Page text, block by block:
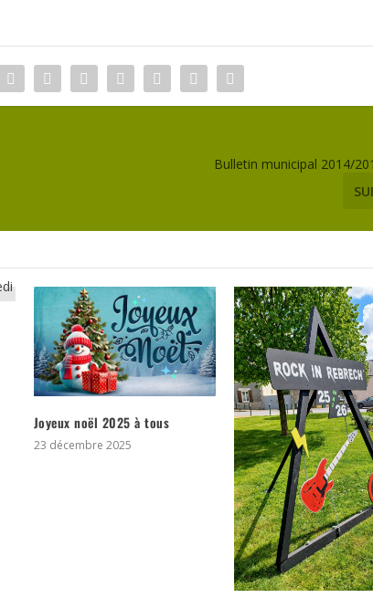
Bulletin municipal 2014/
Joyeux noël 2025 à tous
23 décembre 2025